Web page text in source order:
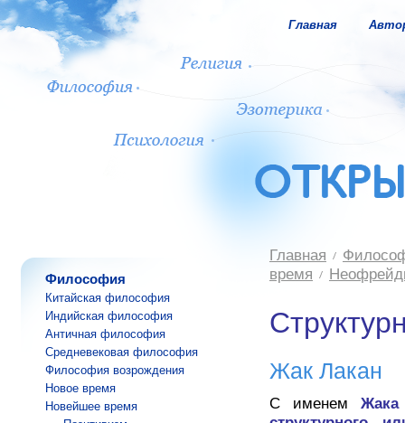
Главная
Философия
Китайская философия
Индийская философия
Античная философия
Средневековая философия
Философия возрождения
Новое время
Новейшее время
Главная
время
Жак Лакан
С именем Жака